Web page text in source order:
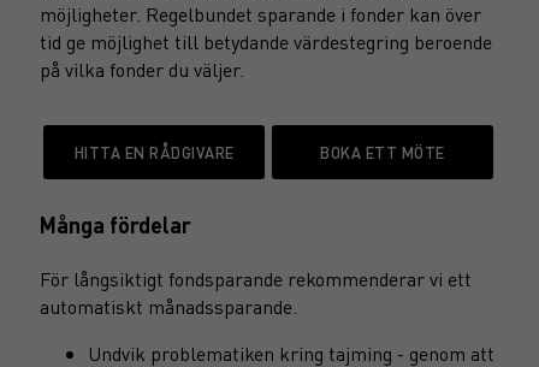
möjligheter. Regelbundet sparande i fonder kan över
tid ge möjlighet till betydande värdestegring beroende
på vilka fonder du väljer.
HITTA EN RÅDGIVARE BOKA ETT MÖTE
Många fördelar
För långsiktigt fondsparande rekommenderar vi ett
automatiskt månadssparande.
Undvik problematiken kring tajming - genom att